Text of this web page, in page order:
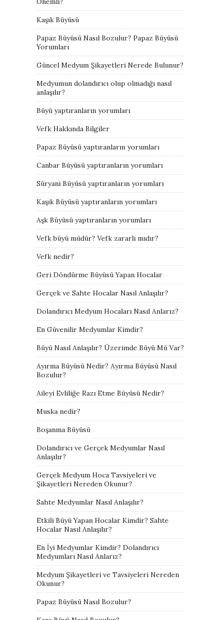
Kaşık Büyüsü
Papaz Büyüsü Nasıl Bozulur? Papaz Büyüsü
Yorumları
Güncel Medyum Şikayetleri Nerede Bulunur?
Medyumun dolandırıcı olup olmadığı nasıl
anlaşılır?
Büyü yaptıranların yorumları
Vefk Hakkında Bilgiler
Papaz Büyüsü yaptıranların yorumları
Canbar Büyüsü yaptıranların yorumları
Süryani Büyüsü yaptıranların yorumları
Kaşık Büyüsü yaptıranların yorumları
Aşk Büyüsü yaptıranların yorumları
Vefk büyü müdür? Vefk zararlı mıdır?
Vefk nedir?
Geri Döndürme Büyüsü Yapan Hocalar
Gerçek ve Sahte Hocalar Nasıl Anlaşılır?
Dolandırıcı Medyum Hocaları Nasıl Anlarız?
En Güvenilir Medyumlar Kimdir?
Büyü Nasıl Anlaşılır? Üzerimde Büyü Mü Var?
Ayırma Büyüsü Nedir? Ayırma Büyüsü Nasıl
Bozulur?
Aileyi Evliliğe Razı Etme Büyüsü Nedir?
Muska nedir?
Boşanma Büyüsü
Dolandırıcı ve Gerçek Medyumlar Nasıl
Anlaşılır?
Gerçek Medyum Hoca Tavsiyeleri ve
Şikayetleri Nereden Okunur?
Sahte Medyumlar Nasıl Anlaşılır?
Etkili Büyü Yapan Hocalar Kimdir? Sahte
Hocalar Nasıl Anlaşılır?
En İyi Medyumlar Kimdir? Dolandırıcı
Medyumları Nasıl Anlarız?
Medyum Şikayetleri ve Tavsiyeleri Nereden
Okunur?
Papaz Büyüsü Nasıl Bozulur?